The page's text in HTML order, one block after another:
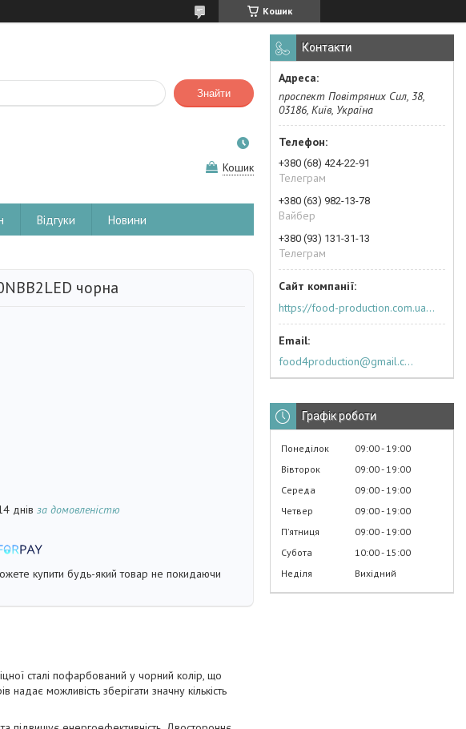
Кошик
Знайти
Кошик
Відгуки Новини
чорна
днів за домовленістю
купити будь-який товар не покидаючи
сталі пофарбований у чорний колір, що
можливість зберігати значну кількість
Контакти
проспект Повітряних Сил, 38,
03186, Київ, Україна
+380 (68) 424-22-91
Телеграм
+380 (63) 982-13-78
Вайбер
+380 (93) 131-31-13
Телеграм
https://food-production.com.ua/ua/
food4production@gmail.com
Графік роботи
Понеділок 09:00 19:00
Вівторок
09:00 19:00
Середа
09:00 19:00
Четвер
09:00 19:00
Пʼятниця
09:00 19:00
Субота
10:00 15:00
Неділя
Вихідний